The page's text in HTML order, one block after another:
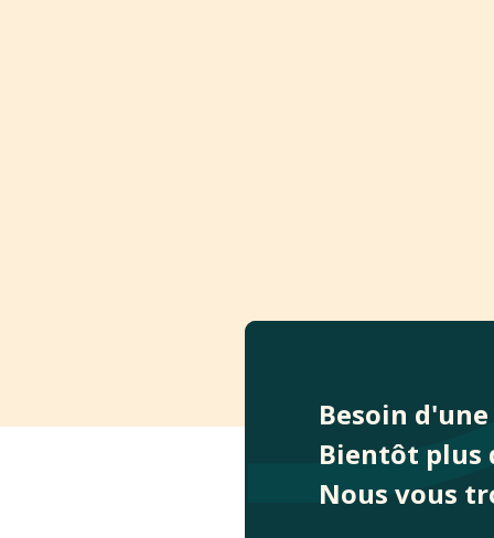
Besoin
Bientôt plus
Nous vous